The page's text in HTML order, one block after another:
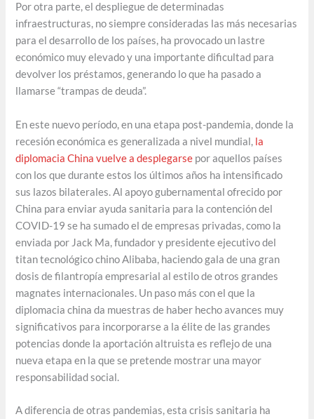
Por otra parte, el despliegue de determinadas
infraestructuras, no siempre consideradas las más necesarias
para el desarrollo de los países, ha provocado un lastre
económico muy elevado y una importante dificultad para
devolver los préstamos, generando lo que ha pasado a
llamarse “trampas de deuda”.
En este nuevo período, en una etapa post-pandemia, donde la
recesión económica es generalizada a nivel mundial, la
diplomacia China vuelve a desplegarse por aquellos países
con los que durante estos los últimos años ha intensificado
sus lazos bilaterales. Al apoyo gubernamental ofrecido por
China para enviar ayuda sanitaria para la contención del
COVID-19 se ha sumado el de empresas privadas, como la
enviada por Jack Ma, fundador y presidente ejecutivo del
titan tecnológico chino Alibaba, haciendo gala de una gran
dosis de filantropía empresarial al estilo de otros grandes
magnates internacionales. Un paso más con el que la
diplomacia china da muestras de haber hecho avances muy
significativos para incorporarse a la élite de las grandes
potencias donde la aportación altruista es reflejo de una
nueva etapa en la que se pretende mostrar una mayor
responsabilidad social.
A diferencia de otras pandemias, esta crisis sanitaria ha